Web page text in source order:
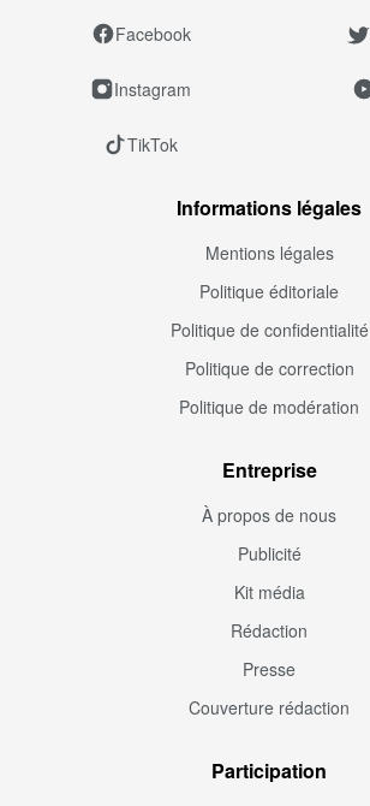
Facebook
Instagram
TikTok
Informations légales
Mentions légales
Politique éditoriale
Politique de confidentialité
Politique de correction
Politique de modération
Entreprise
À propos de nous
Publicité
Kit média
Rédaction
Presse
Couverture rédaction
Participation